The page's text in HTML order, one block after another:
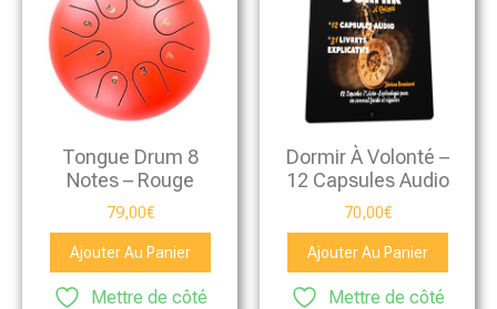
Tongue Drum 8
Notes – Rouge
79,00€
Ajouter Au Panier
Mettre de côté
Dormir À Volonté –
12 Capsules Audio
70,00€
Ajouter Au Panier
Mettre de côté